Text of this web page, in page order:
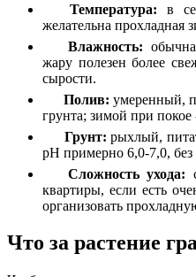
Температура: в
желательна прохладная
Влажность:
жару полезен более
сырости.
Полив: умеренный,
грунта; зимой при
Грунт: рыхлый,
pH примерно 6,0-7,0, без
Сложность ухода:
квартиры, если есть
организовать
Что за растение